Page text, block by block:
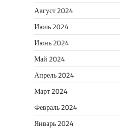
Август 2024
Июль 2024
Июнь 2024
Май 2024
Апрель 2024
Март 2024
Февраль 2024
Январь 2024